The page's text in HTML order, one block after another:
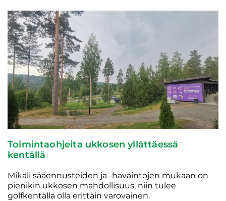
​​​​​Toimintaohjeita ukkosen yllättäessä
kentällä
Mikäli sääennusteiden ja -havaintojen mukaan on
pienikin ukkosen mahdollisuus, niin tulee
golfkentällä olla erittäin varovainen.